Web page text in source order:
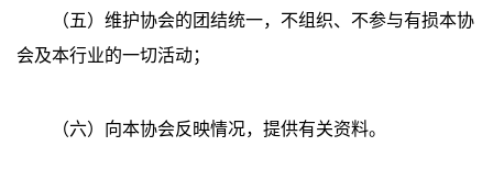
（五）维护协会的团结统一，不组织、不参与有损本协
会及本行业的一切活动；
（六）向本协会反映情况，提供有关资料。